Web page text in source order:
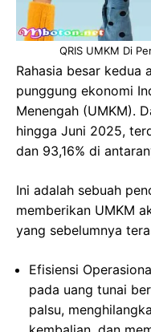
QRIS UMKM Di
Rahasia besar kedua
punggung ekonomi
Menengah (UMKM).
hingga Juni 2025,
dan 93,16% di
Ini adalah sebuah
memberikan UMKM
yang sebelumnya
Efisiensi
pada uang tunai
palsu,